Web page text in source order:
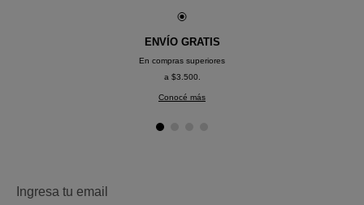
ENVÍO GRATIS
En compras superiores
a $3.500.
Conocé más